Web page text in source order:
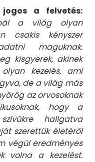
a felvetés:
a világ olyan
csakis kényszer
maguknak.
kisgyerek, akinek
kezelés, ami
de a világ más
az orvosoknak
hogy a
hallgatva
szerettük életéről
végül eredményes
volna a kezelést.